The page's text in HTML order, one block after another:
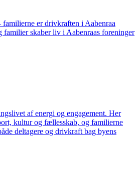
er drivkraften i Aabenraa
skaber liv i Aabenraas foreninger
af energi og engagement. Her
kultur og fællesskab, og familierne
deltagere og drivkraft bag byens